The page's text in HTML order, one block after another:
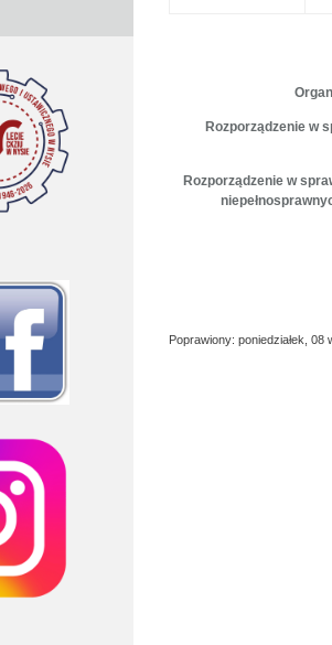
Rozporządzenie w
Rozporządzenie w
Poprawiony: poniedziałek, 08